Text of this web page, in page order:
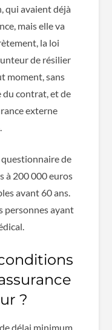
qui avaient déjà
mais elle va
la loi
de résilier
moment, sans
contrat, et de
externe
de
à 200 000 euros
avant 60 ans.
personnes ayant
?
délai minimum